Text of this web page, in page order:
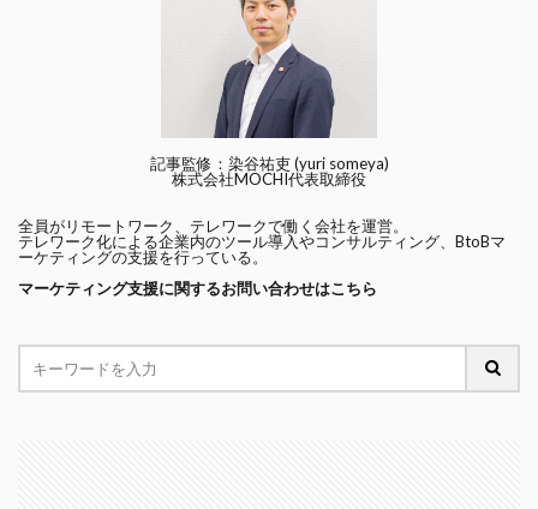
記事監修：染谷祐吏 (yuri someya)
株式会社MOCHI代表取締役
全員がリモートワーク、テレワークで働く会社を運営。
テレワーク化による企業内のツール導入やコンサルティング、BtoBマ
ーケティングの支援を行っている。
マーケティング支援に関するお問い合わせはこちら